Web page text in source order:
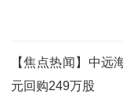
【焦点热闻】中远
元回购249万股